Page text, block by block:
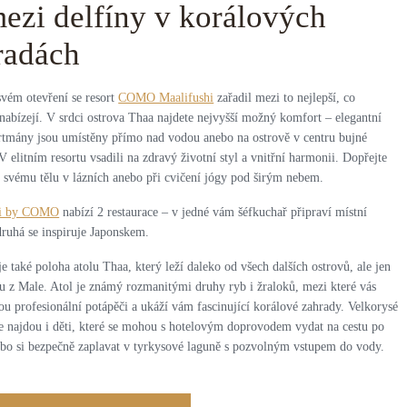
delfíny v korálových
otevření se resortCOMO Maalifushi zařadil mezi to nejlepší, co
V srdci ostrova Thaa najdete nejvyšší možný komfort – elegantní
jsou umístěny přímo nad vodou anebo na ostrově v centru bujné
elitním resortu vsadili na zdravý životní styl a vnitřní harmonii. Dopřejte
svému tělu v lázních anebo při cvičení jógy pod širým nebem.
by COMO nabízí 2 restaurace – v jedné vám šéfkuchař připraví místní
se inspiruje Japonskem.
také poloha atolu Thaa, který leží daleko od všech dalších ostrovů, ale jen
z Male. Atol je známý rozmanitými druhy ryb i žraloků, mezi které vás
profesionální potápěči a ukáží vám fascinující korálové zahrady. Velkorysé
najdou i děti, které se mohou s hotelovým doprovodem vydat na cestu po
si bezpečně zaplavat v tyrkysové laguně s pozvolným vstupem do vody.